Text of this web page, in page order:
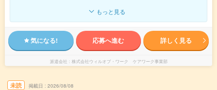
もっと見る
気になる! 応募へ進む 詳しく見る
派遣会社 株式会社ウィルオブ・ワーク ケアワーク事業部
未読 掲載日 2026/08/08